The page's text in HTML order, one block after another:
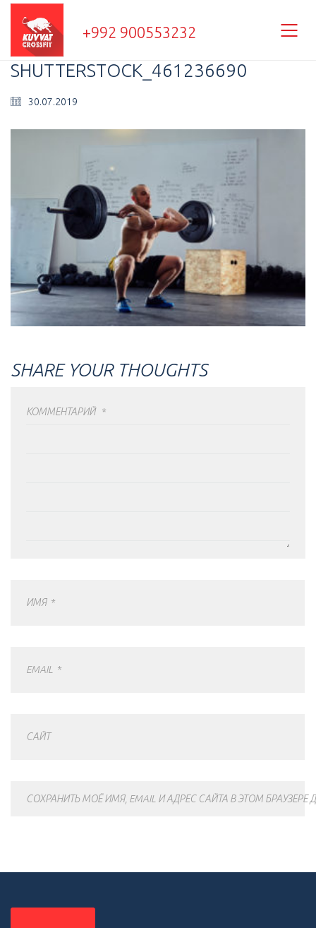
+992 900553232
SHUTTERSTOCK_461236690
30.07.2019
SHARE YOUR THOUGHTS
КОММЕНТАРИЙ *
ИМЯ *
EMAIL *
САЙТ
СОХРАНИТЬ МОЁ ИМЯ, EMAIL И АДРЕС САЙТА В ЭТОМ